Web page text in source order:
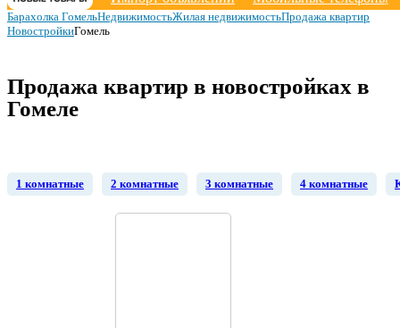
Барахолка ГомельНедвижимостьЖилая недвижимостьПродажа квартир
НовостройкиГомель
Продажа квартир в новостройках в
Гомеле
1 комнатные 2 комнатные 3 комнатные 4 комнатные